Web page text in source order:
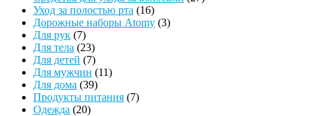
Уход за полостью рта 1616
товаров
Дорожные наборы Atomy 33
Для рук 77
товаров
Для тела 2323
товара
Для детей 77
товаров
Для мужчин 1111
Для дома 3939
товаров
Продукты питания 77
Одежда 2020